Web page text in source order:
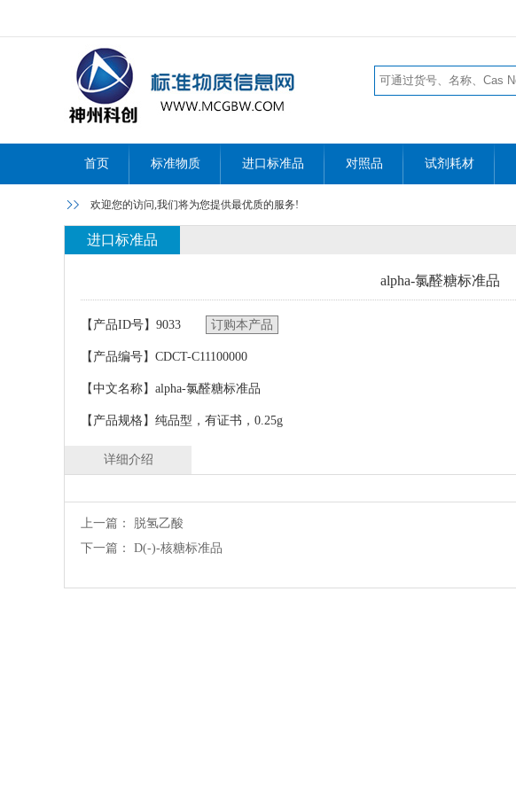
首页 标准物质 进口标准品 对照品 试剂耗材
欢迎您的访问,我们将为您提供最优质的服务!
进口标准品
alpha-氯醛糖标准品
【产品ID号】9033 订购本产品
【产品编号】CDCT-C11100000
【中文名称】alpha-氯醛糖标准品
【产品规格】纯品型，有证书，0.25g
详细介绍
上一篇： 脱氢乙酸
下一篇： D(-)-核糖标准品